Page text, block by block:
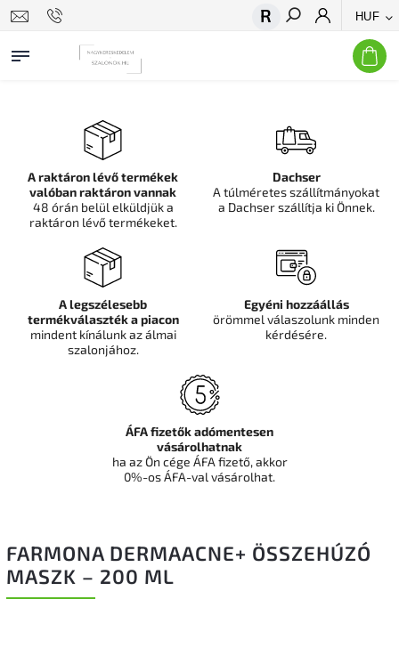
HUF
Keresés
FARMONA DERMAACNE+ ÖSSZEHÚZÓ
MASZK – 200 ML
A raktáron lévő termékek
valóban raktáron vannak
48 órán belül elküldjük a
raktáron lévő termékeket.
Dachser
A túlméretes szállítmányokat
a Dachser szállítja ki Önnek.
A legszélesebb
termékválaszték a piacon
mindent kínálunk az álmai
szalonjához.
Egyéni hozzáállás
örömmel válaszolunk minden
kérdésére.
ÁFA fizetők adómentesen
vásárolhatnak
ha az Ön cége ÁFA fizető, akkor
0%-os ÁFA-val vásárolhat.